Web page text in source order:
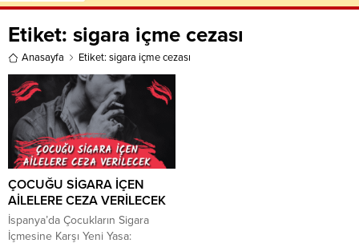
Etiket: sigara içme cezası
Anasayfa Etiket: sigara içme cezası
ÇOCUĞU SİGARA İÇEN
AİLELERE CEZA VERİLECEK
İspanya’da Çocukların Sigara
İçmesine Karşı Yeni Yasa: